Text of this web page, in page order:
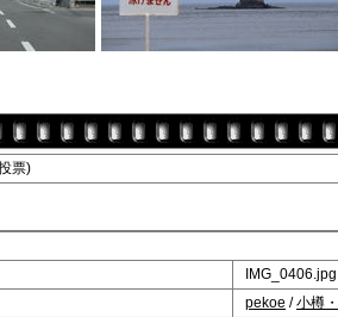
票)
IMG_0406.jpg
pekoe /小樽